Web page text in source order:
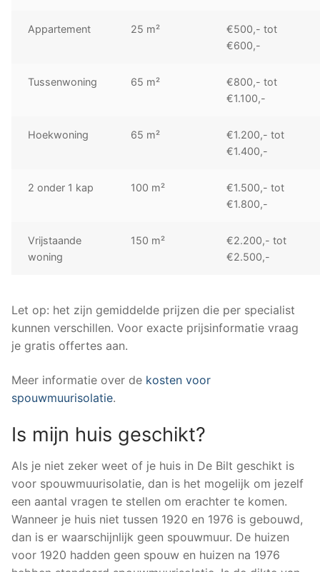
Appartement 25 m²
€500,- tot
€600,-
Tussenwoning 65 m²
€800,- tot
€1.100,-
Hoekwoning 65 m²
€1.200,- tot
€1.400,-
2 onder 1 kap 100 m²
€1.500,- tot
€1.800,-
Vrijstaande
woning
150 m²
€2.200,- tot
€2.500,-
Let op: het zijn gemiddelde prijzen die per specialist
kunnen verschillen. Voor exacte prijsinformatie vraag
je gratis offertes aan.
Meer informatie over de kosten voor
spouwmuurisolatie.
Is mijn huis geschikt?
Als je niet zeker weet of je huis in De Bilt geschikt is
voor spouwmuurisolatie, dan is het mogelijk om jezelf
een aantal vragen te stellen om erachter te komen.
Wanneer je huis niet tussen 1920 en 1976 is gebouwd,
dan is er waarschijnlijk geen spouwmuur. De huizen
voor 1920 hadden geen spouw en huizen na 1976